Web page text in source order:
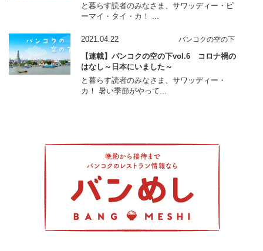
と暮らす読者のみなさま、サワッディー・ピ
ーマイ・タイ・カ！ ...
2021.04.22 バンコクの空の下
【連載】バンコクの空の下vol.6 コロナ禍の
はなし～日本にいました～
と暮らす読者のみなさま、サワッディー・
カ！ 暑い季節がやって...